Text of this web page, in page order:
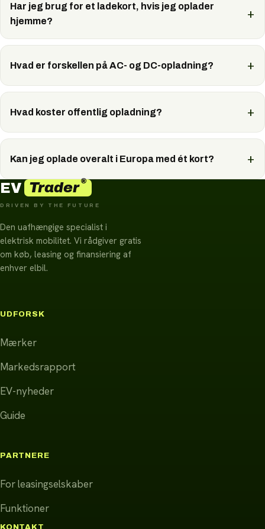
Har jeg brug for et ladekort, hvis jeg oplader
hjemme?
Hvad er forskellen på AC- og DC-opladning?
Hvad koster offentlig opladning?
Kan jeg oplade overalt i Europa med ét kort?
EV Trader®
DRIVEN BY THE FUTURE
Den uafhængige specialist i
elektrisk mobilitet. Vi rådgiver gratis
om køb, leasing og finansiering af
enhver elbil.
UDFORSK
Mærker
Markedsrapport
EV-nyheder
Guide
PARTNERE
For leasingselskaber
Funktioner
KONTAKT